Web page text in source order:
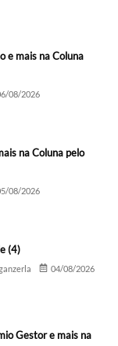
e mais na Coluna
08/2026
na Coluna pelo
08/2026
(4)
04/08/2026
Gestor e mais na